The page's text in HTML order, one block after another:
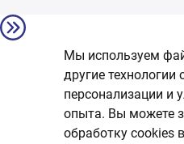
Мы используем
другие технологии
персонализации и
опыта. Вы можете
обработку сookies